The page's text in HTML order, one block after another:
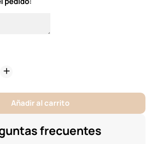
Añadir al carrito
frecuentes